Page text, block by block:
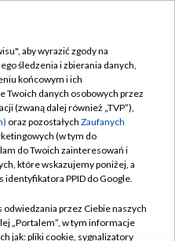
TVP
aby wyrazić zgody na
śledzenia i zbierania danych,
końcowym i ich
Twoich danych osobowych przez
(zwaną dalej również „TVP”),
oraz pozostałych Zaufanych
(w tym do
do Twoich zainteresowań i
które wskazujemy poniżej, a
identyfikatora PPID do Google.
przez Ciebie naszych
„Portalem”, w tym informacje
jak: pliki cookie, sygnalizatory